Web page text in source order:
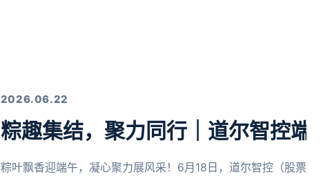
2026.06.22
粽趣集结，聚力同行｜道尔智控端
粽叶飘香迎端午，凝心聚力展风采！6月18日，道尔智控（股票